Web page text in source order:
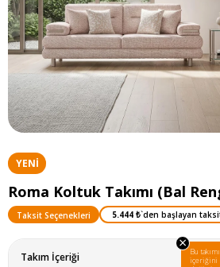
YENI
ÜRÜN
Roma Koltuk Takımı (Bal
Taksit Seçenekleri 5.444 ₺`den başlayan
Takım İçeriği
× Bu
içeriğini